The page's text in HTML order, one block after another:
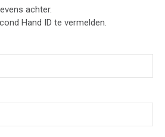
achter.
Hand ID te vermelden.